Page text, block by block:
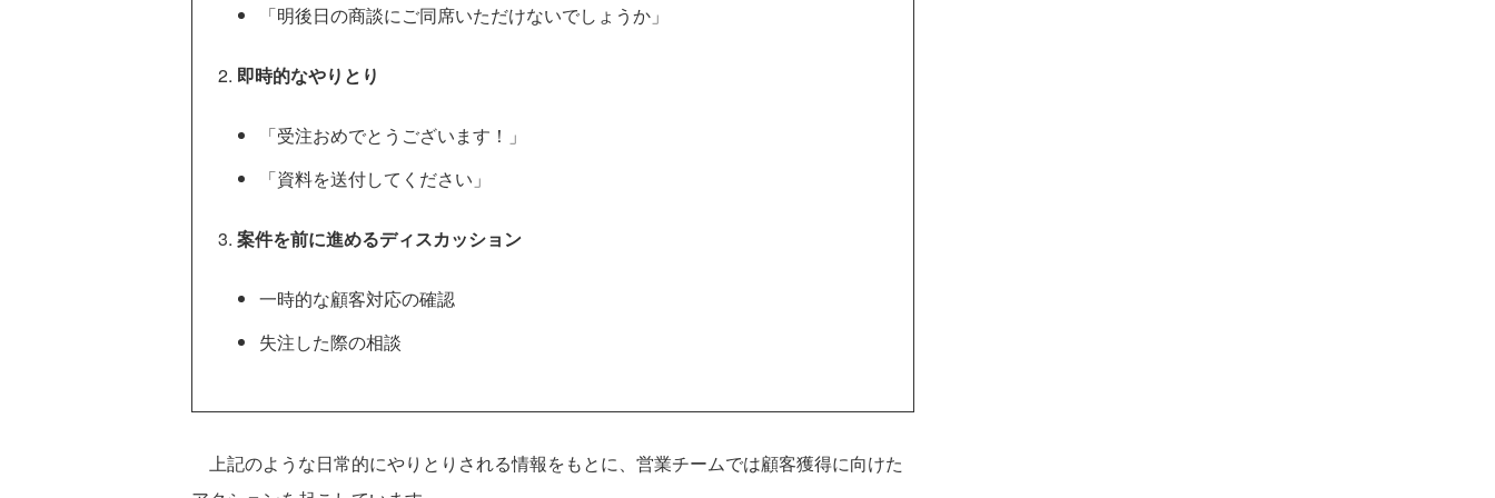
「明後日の商談にご同席いただけないでしょうか」
即時的なやりとり
「受注おめでとうございます！」
「資料を送付してください」
案件を前に進めるディスカッション
一時的な顧客対応の確認
失注した際の相談
上記のような日常的にやりとりされる情報をもとに、営業チームでは顧客獲得に向けた